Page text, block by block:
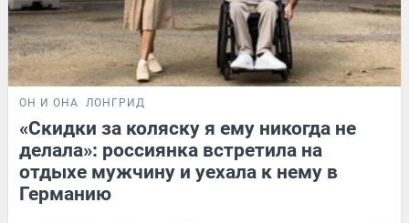
ОН И ОНА ЛОНГРИД
«Скидки за коляску я ему никогда не
делала»: россиянка встретила на
отдыхе мужчину и уехала к нему в
Германию